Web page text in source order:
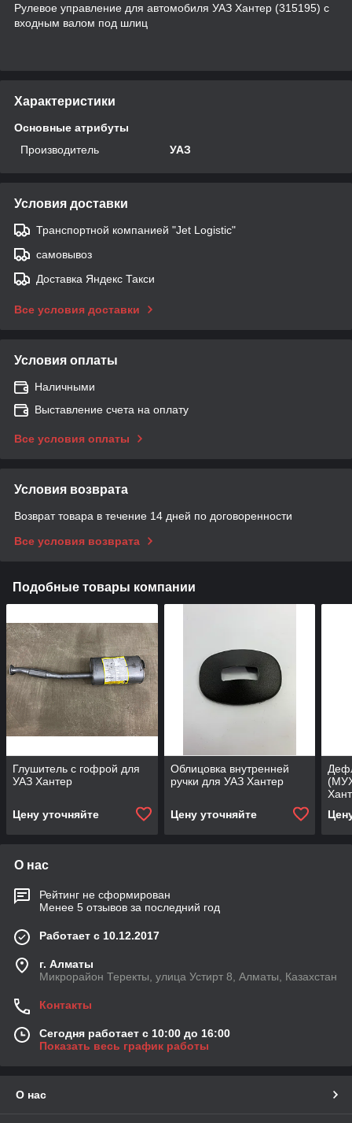
Рулевое управление для автомобиля УАЗ Хантер (315195) с
входным валом под шлиц
Характеристики
Основные атрибуты
Производитель
УАЗ
Условия доставки
Транспортной компанией "Jet Logistic"
самовывоз
Доставка Яндекс Такси
Все условия доставки
Условия оплаты
Наличными
Выставление счета на оплату
Все условия оплаты
Условия возврата
Возврат товара в течение 14 дней по договоренности
Все условия возврата
Подобные товары компании
Глушитель с гофрой для
УАЗ Хантер
Цену уточняйте
Облицовка внутренней
ручки для УАЗ Хантер
Цену уточняйте
О нас
Рейтинг не сформирован
Менее 5 отзывов за последний год
Работает с 10.12.2017
г. Алматы
Микрорайон Теректы, улица Устирт 8, Алматы, Казахстан
Контакты
Сегодня работает с 10:00 до 16:00
Показать весь график работы
О нас